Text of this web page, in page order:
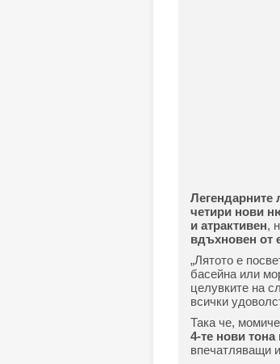
Легендарните
четири нови
и атрактивен,
вдъхновен от
„Лятото е
басейна или
целувките на
всички
Така че,
4-те нови тона
впечатляващи